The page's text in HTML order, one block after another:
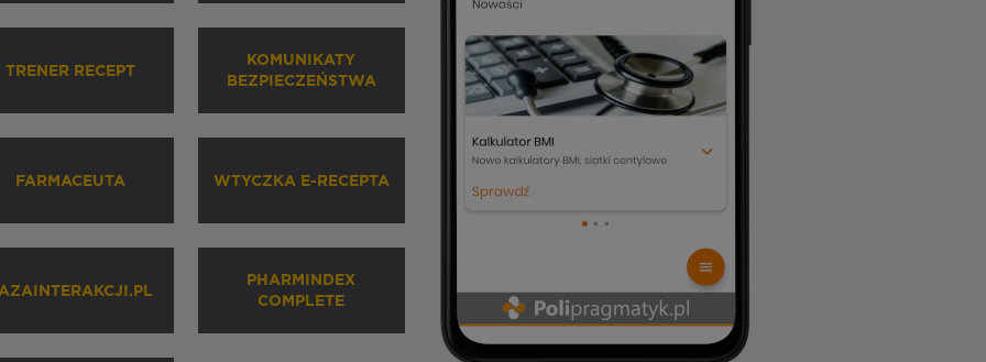
TRENER RECEPT
KOMUNIKATY
BEZPIECZEŃSTWA
FARMACEUTA WTYCZKA E-RECEPTA
PHARMINDEX
COMPLETE